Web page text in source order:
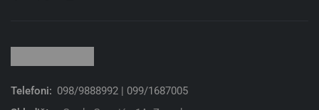
Telefoni: 098/9888992 | 099/1687005